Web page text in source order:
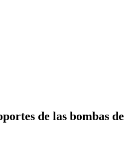
de las bombas de